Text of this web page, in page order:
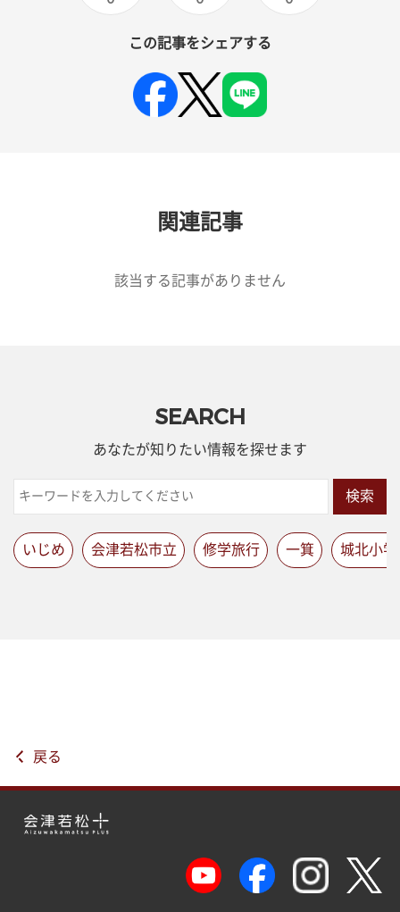
この記事をシェアする
関連記事
該当する記事がありません
SEARCH
あなたが知りたい情報を探せます
検索
いじめ 会津若松市立 修学旅行 一箕 城北小
戻る